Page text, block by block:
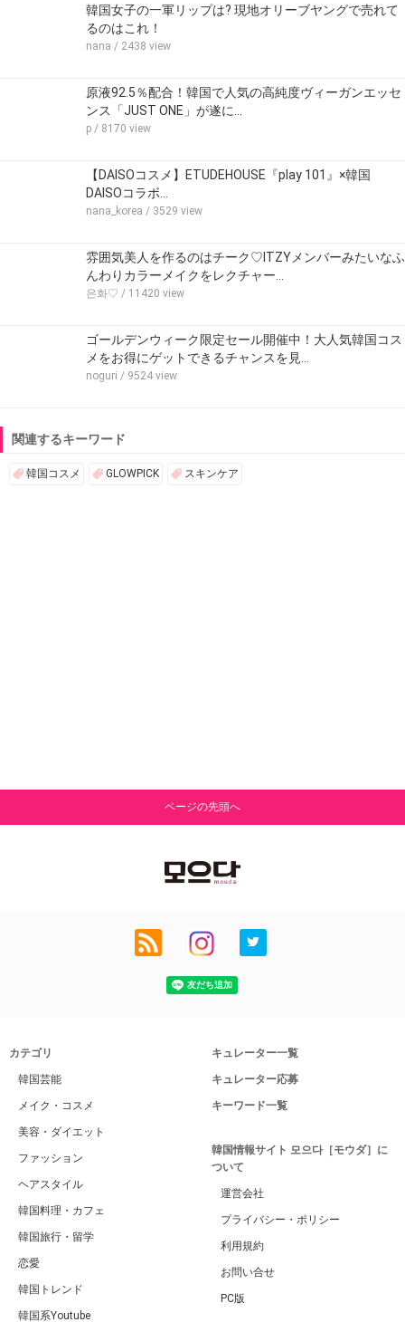
韓国女子の一軍リップは? 現地オリーブヤングで売れて
るのはこれ！
nana / 2438 view
原液92.5％配合！韓国で人気の高純度ヴィーガンエッセ
ンス「JUST ONE」が遂に…
p / 8170 view
【DAISOコスメ】ETUDEHOUSE『play 101』×韓国
DAISOコラボ…
nana_korea / 3529 view
雰囲気美人を作るのはチーク♡ITZYメンバーみたいなふ
んわりカラーメイクをレクチャー…
은화♡ / 11420 view
ゴールデンウィーク限定セール開催中！大人気韓国コス
メをお得にゲットできるチャンスを見…
noguri / 9524 view
関連するキーワード
韓国コスメ GLOWPICK スキンケア
ページの先頭へ
カテゴリ
韓国芸能
メイク・コスメ
美容・ダイエット
ファッション
ヘアスタイル
韓国料理・カフェ
韓国旅行・留学
恋愛
韓国トレンド
韓国系Youtube
キュレーター一覧
キュレーター応募
キーワード一覧
韓国情報サイト 모으다［モウダ］に
ついて
運営会社
プライバシー・ポリシー
利用規約
お問い合せ
PC版